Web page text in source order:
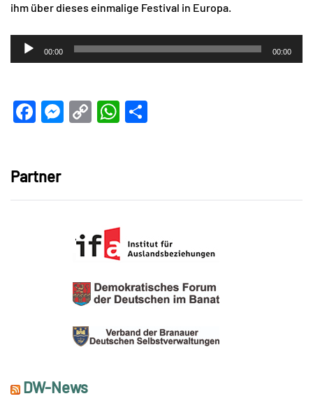
ihm über dieses einmalige Festival in Europa.
Audio-
Player
00:00 00:00
Facebook
Messenger
CopyWhatsApp
Partner
DW-News